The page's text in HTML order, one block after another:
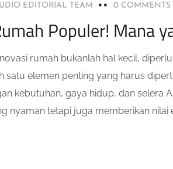
EDITORIAL TEAM 0 COMMENTS
Populer! Mana
rumah bukanlah hal kecil,
satu elemen penting yang harus
kebutuhan, gaya hidup, dan selera
nyaman tetapi juga memberikan